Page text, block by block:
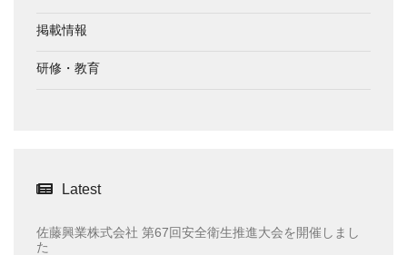
掲載情報
研修・教育
Latest
佐藤興業株式会社 第67回安全衛生推進大会を開催しまし
た